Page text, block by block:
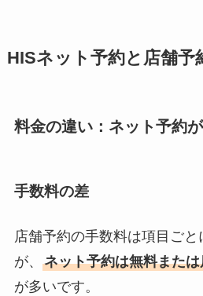
HISネット予約と店舗予
料金の違い：ネット予約
手数料の差
店舗予約の手数料は項目ご
が、 ネット予約は無料また
が多いです。